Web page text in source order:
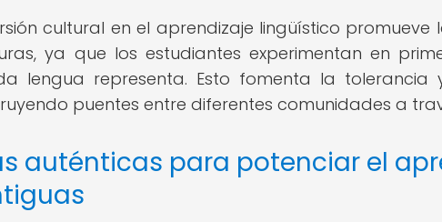
cultural en el aprendizaje lingüístico
ya que los estudiantes experimentan en
lengua representa. Esto fomenta la
puentes entre diferentes comunidades a
auténticas para potenciar el